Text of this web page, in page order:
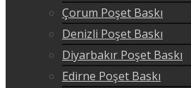
Çorum Poşet Baskı
Denizli Poşet Baskı
Diyarbakır Poşet Baskı
Edirne Poşet Baskı